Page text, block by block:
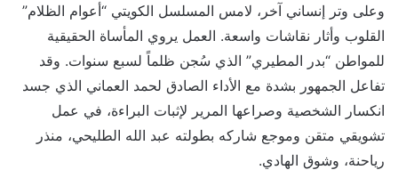
وعلى وتر إنساني آخر، لامس المسلسل الكويتي “أعوام الظلام”
القلوب وأثار نقاشات واسعة. العمل يروي المأساة الحقيقية
للمواطن “بدر المطيري” الذي سُجن ظلماً لسبع سنوات. وقد
تفاعل الجمهور بشدة مع الأداء الصادق لحمد العماني الذي جسد
انكسار الشخصية وصراعها المرير لإثبات البراءة، في عمل
تشويقي متقن وموجع شاركه بطولته عبد الله الطليحي، منذر
رياحنة، وشوق الهادي.